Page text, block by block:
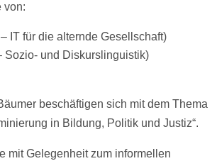
von:
IT für die alternde Gesellschaft)
Sozio- und Diskurslinguistik)
beschäftigen sich mit dem Thema
in Bildung, Politik und Justiz“.
mit Gelegenheit zum informellen